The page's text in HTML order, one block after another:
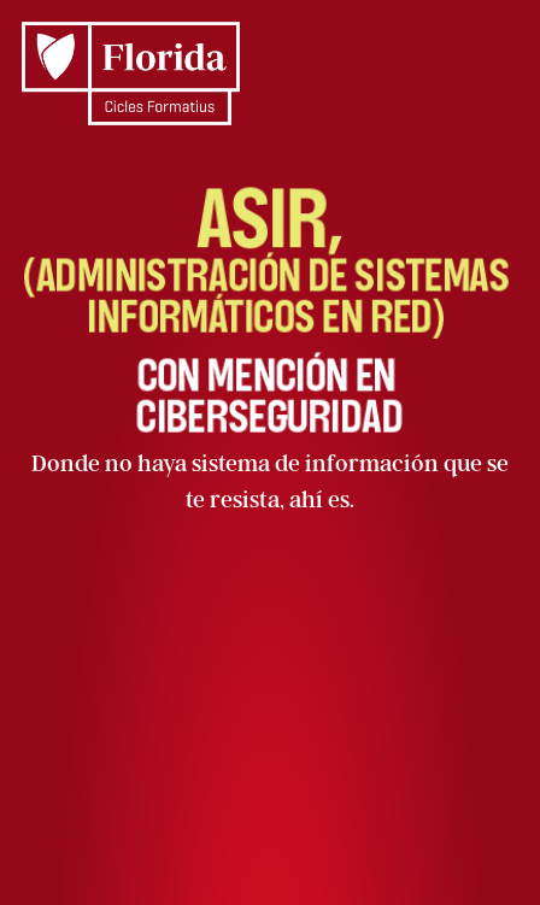
Donde no haya sistema de información que se
te resista, ahí es.